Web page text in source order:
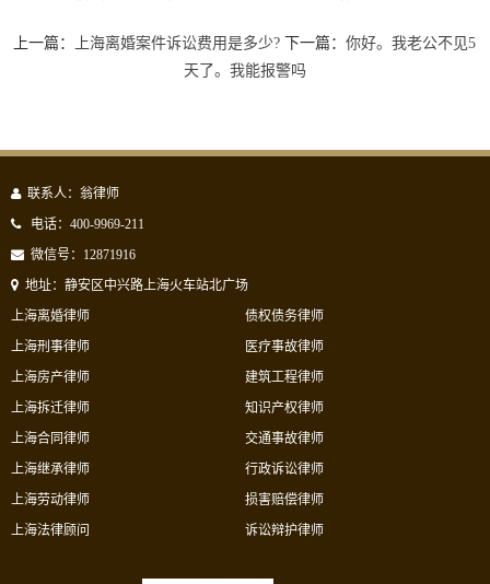
上一篇： 上海离婚案件诉讼费用是多少? 下一篇：你好。我老公不见5
天了。我能报警吗
联系人：翁律师
电话：400-9969-211
微信号：12871916
地址：静安区中兴路上海火车站北广场
上海离婚律师
上海刑事律师
上海房产律师
上海拆迁律师
债权债务律师
医疗事故律师
建筑工程律师
知识产权律师
上海合同律师
上海继承律师
上海劳动律师
上海法律顾问
交通事故律师
行政诉讼律师
损害赔偿律师
诉讼辩护律师